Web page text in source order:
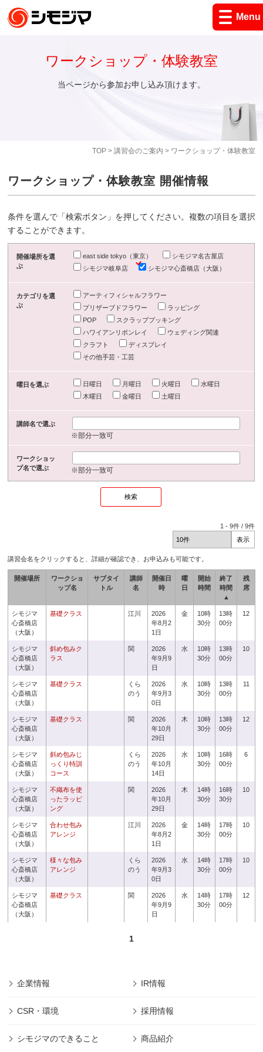
Menu
TOP> 講習会のご案内 > ワークショップ・体験教室
ワークショップ・体験教室
当ページから参加お申し込み頂けます。
ワークショップ・体験教室 開催情報
条件を選んで「検索ボタン」を押してください。複数の項目を選択
することができます。
開催場所を選
ぶ
east side tokyo（東京）
シモジマ名古屋店
シモジマ岐阜店
シモジマ心斎橋店（大阪）
カテゴリを選
ぶ
アーティフィシャルフラワー
プリザーブドフラワー
ラッピング
POP
スクラップブッキング
ハワイアンリボンレイ
ウェディング関連
クラフト
ディスプレイ
その他手芸・工芸
曜日を選ぶ 日曜日 月曜日 火曜日
水曜日
木曜日
金曜日 土曜日
講師名で選ぶ
※部分一致可
ワークショッ
プ名で選ぶ
※部分一致可
1 -9件 /9件
講習会名をクリックすると、詳細が確認でき、お申込みも可能です。
開催場所
ワークショ
ップ名
サブタイ
トル
講師
名
開催日
時
曜
日
開始
時間
終了
時間
▲
残
席
シモジマ
心斎橋店
（大阪）
基礎クラス 江川
2026
年8月2
1日
金
10時
30分
13時
00分
12
シモジマ
心斎橋店
（大阪）
斜め包みク
ラス
関
2026
年9月9
日
水
10時
30分
13時
00分
10
シモジマ
心斎橋店
（大阪）
基礎クラス
くら
のう
2026
年9月3
0日
水
10時
30分
13時
00分
11
シモジマ
心斎橋店
（大阪）
基礎クラス 関
2026
年10月
29日
木
10時
30分
13時
00分
12
シモジマ
心斎橋店
（大阪）
斜め包みじ
っくり特訓
コース
くら
のう
2026
年10月
14日
水
10時
30分
16時
00分
6
シモジマ
心斎橋店
（大阪）
不織布を使
ったラッピ
ング
関
2026
年10月
29日
木
14時
30分
16時
30分
10
シモジマ
心斎橋店
（大阪）
合わせ包み
アレンジ
江川
2026
年8月2
1日
金
14時
30分
17時
00分
10
シモジマ
心斎橋店
（大阪）
様々な包み
アレンジ
くら
のう
2026
年9月3
0日
水
14時
30分
17時
00分
10
シモジマ
心斎橋店
（大阪）
基礎クラス 関
2026
年9月9
日
水
14時
30分
17時
00分
12
1
企業情報 IR情報
CSR・環境 採用情報
シモジマのできること 商品紹介